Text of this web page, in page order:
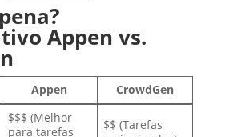
Appen vs.
Appen CrowdGen
$$$ (Melhor
para tarefas
$$ (Tarefas